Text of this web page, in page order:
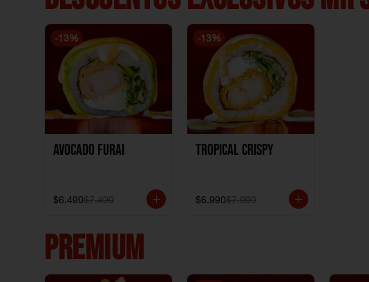
-13%
Avocado Furai
$6.490$7.490
-13%
Tropical crispy
$6.990$7.990
PREMIUM